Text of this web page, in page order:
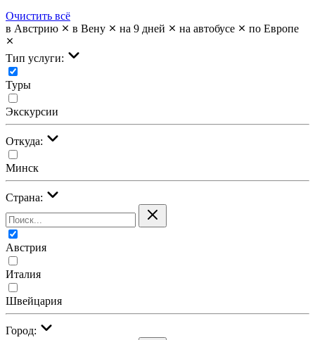
Очистить всё
в Австрию
в Вену на 9 дней на автобусе по Европе
Тип услуги:
Туры
Экскурсии
Откуда:
Минск
Страна:
Австрия
Италия
Швейцария
Город: